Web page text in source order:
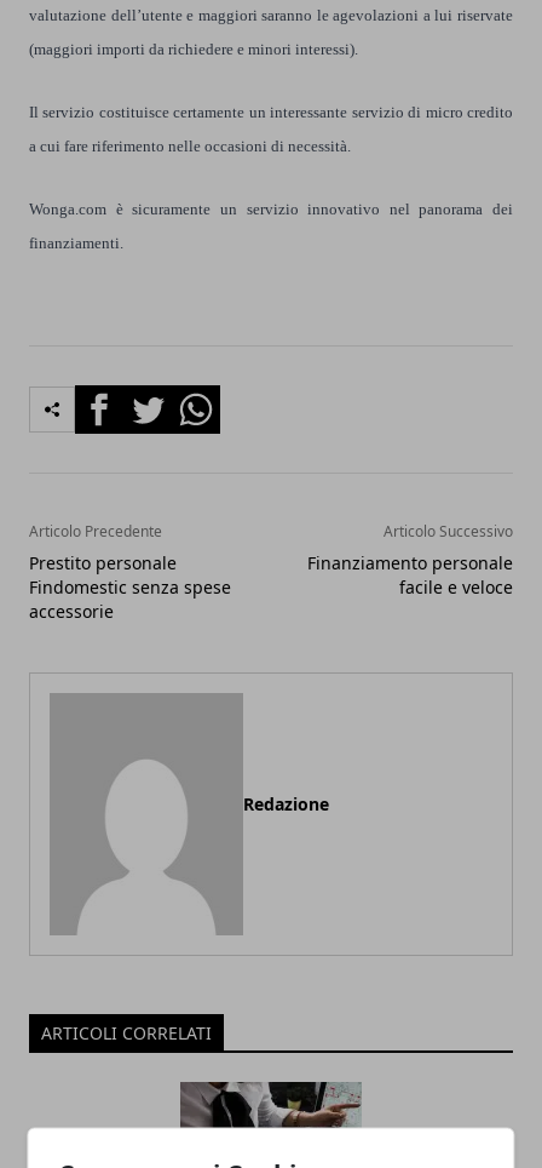
valutazione dell’utente e maggiori saranno le agevolazioni a lui riservate
(maggiori importi da richiedere e minori interessi).
Il servizio costituisce certamente un interessante servizio di micro credito
a cui fare riferimento nelle occasioni di necessità.
Wonga.com è sicuramente un servizio innovativo nel panorama dei
finanziamenti.
FacebookTwitterWhatsapp
Articolo Precedente
Prestito personale
Findomestic senza spese
accessorie
Articolo Successivo
Finanziamento personale
facile e veloce
Redazione
ARTICOLI CORRELATI